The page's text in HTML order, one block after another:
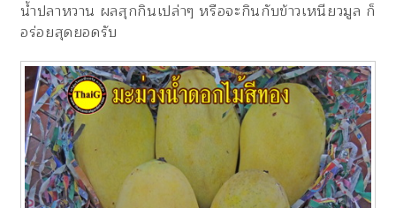
น้ำปลาหวาน ผลสุกกินเปล่าๆ หรือจะกินกับข้าวเหนียวมูล ก็
อร่อยสุดยอดรับ